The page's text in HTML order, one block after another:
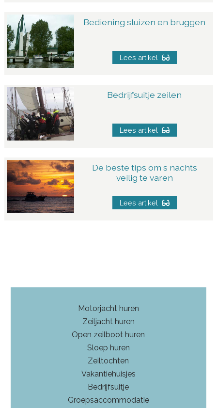
Bediening sluizen en bruggen
Lees artikel
Bedrijfsuitje zeilen
Lees artikel
De beste tips om s nachts
veilig te varen
Lees artikel
Motorjacht huren
Zeiljacht huren
Open zeilboot huren
Sloep huren
Zeiltochten
Vakantiehuisjes
Bedrijfsuitje
Groepsaccommodatie